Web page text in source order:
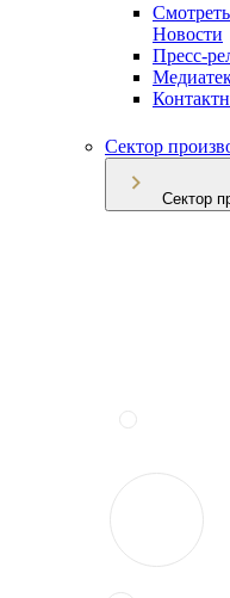
Новости
Пресс-
Сектор
Сектор